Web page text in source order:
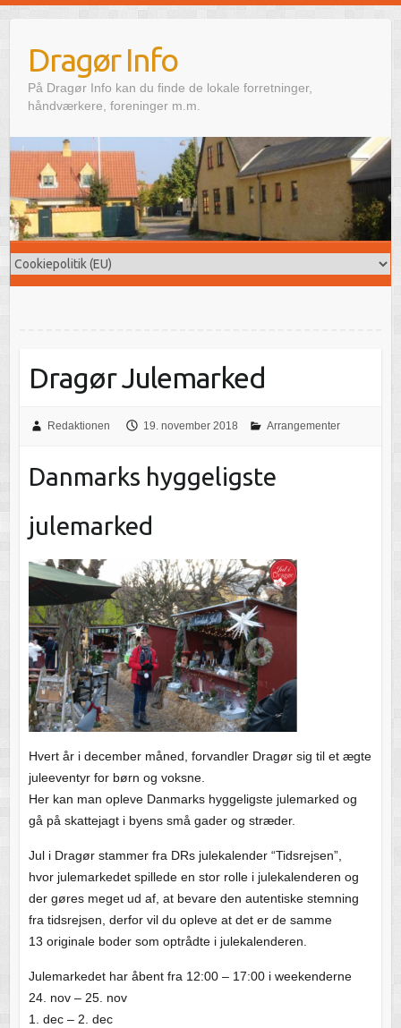
Dragør Info
På Dragør Info kan du finde de lokale forretninger,
håndværkere, foreninger m.m.
Dragør Julemarked
Redaktionen 19. november 2018 Arrangementer
Danmarks hyggeligste
julemarked
Hvert år i december måned, forvandler Dragør sig til et ægte
juleeventyr for børn og voksne.
Her kan man opleve Danmarks hyggeligste julemarked og
gå på skattejagt i byens små gader og stræder.
Jul i Dragør stammer fra DRs julekalender “Tidsrejsen”,
hvor julemarkedet spillede en stor rolle i julekalenderen og
der gøres meget ud af, at bevare den autentiske stemning
fra tidsrejsen, derfor vil du opleve at det er de samme
13 originale boder som optrådte i julekalenderen.
Julemarkedet har åbent fra 12:00 – 17:00 i weekenderne
24. nov – 25. nov
1. dec – 2. dec